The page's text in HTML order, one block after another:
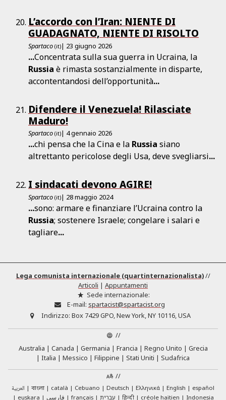
L’accordo con l’Iran: NIENTE DI
GUADAGNATO, NIENTE DI RISOLTO
Spartaco (it)| 23 giugno 2026
...Concentrata sulla sua guerra in Ucraina, la
Russia è rimasta sostanzialmente in disparte,
accontentandosi dell’opportunità...
Difendere il Venezuela! Rilasciate
Maduro!
Spartaco (it)| 4 gennaio 2026
...chi pensa che la Cina e la Russia siano
altrettanto pericolose degli Usa, deve svegliarsi...
I sindacati devono AGIRE!
Spartaco (it)| 28 maggio 2024
...sono: armare e finanziare l’Ucraina contro la
Russia; sostenere Israele; congelare i salari e
tagliare...
Lega comunista internazionale (quartinternazionalista)//
Articoli | Appuntamenti
Sede internazionale:
E-mail: spartacist@spartacist.org
Indirizzo: Box 7429 GPO, New York, NY 10116, USA
//
Australia
Canada Germania Francia Regno Unito
Grecia
Italia
Messico Filippine Stati Uniti
Sudafrica
//
العربية বাংলা català Cebuano Deutsch Ελληνικά English
español
euskara
فارسی français עברית हिन्दी créole haïtien Indonesia